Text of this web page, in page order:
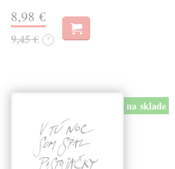
8,98 €
9,45 € ?
na sklade